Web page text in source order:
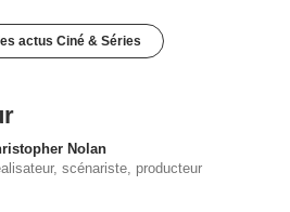
actus Ciné & Séries
Nolan
scénariste, producteur